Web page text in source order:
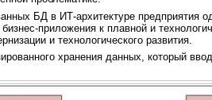
БД в ИТ-архитектуре предприятия
приложения к плавной и
и технологического развития.
хранения данных, который